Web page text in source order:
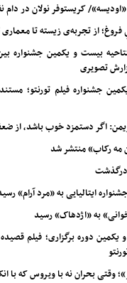
کریستوفر نولان در
فروغ؛ از تجربه‌ی زیسته تا
بیست و یکمین جشنواره
تصویری
جشنواره فیلم تورنتو؛
اگر دستمزد خوب باشد، از
مه رکاب» منتشر شد
درگذشت
ایتالیایی به «مرد آرام»
به «اژدهاک» رسید
و یکمین دوره برگزاری؛ فیلم
وقتی بحران نه با ویروس که با